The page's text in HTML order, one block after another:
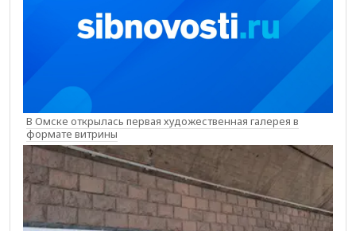
В Омске открылась первая художественная галерея в
формате витрины